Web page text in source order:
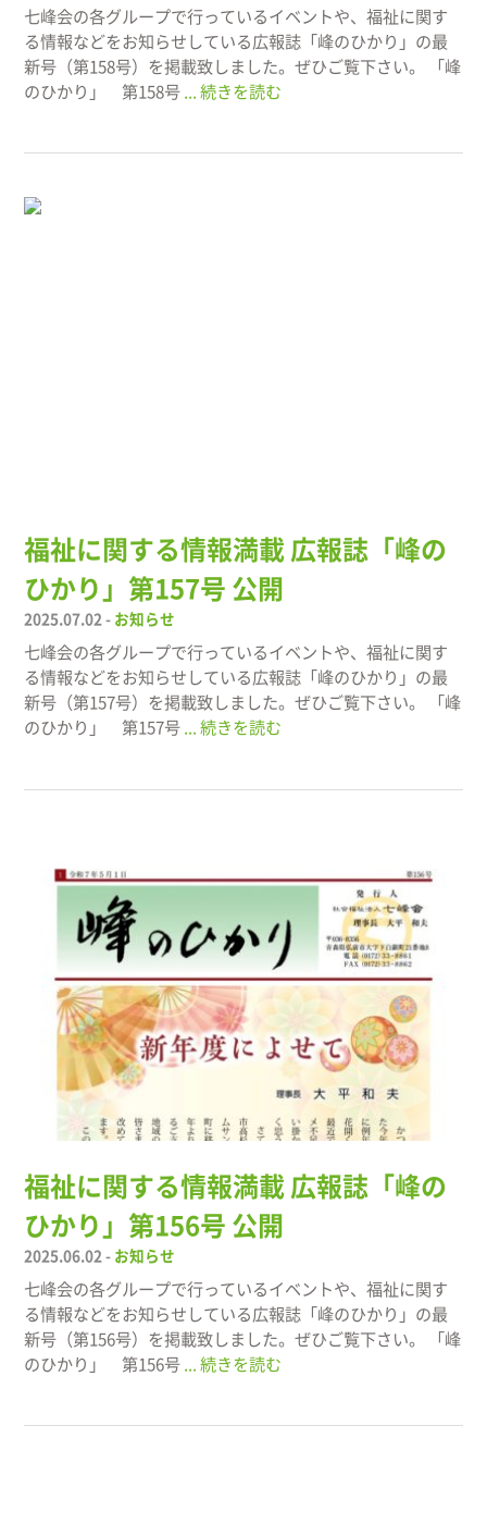
七峰会の各グループで行っているイベントや、福祉に関す
る情報などをお知らせしている広報誌「峰のひかり」の最
新号（第158号）を掲載致しました。ぜひご覧下さい。 「峰
のひかり」 第158号 ... 続きを読む
福祉に関する情報満載 広報誌「峰の
ひかり」第157号 公開
2025.07.02 - お知らせ
七峰会の各グループで行っているイベントや、福祉に関す
る情報などをお知らせしている広報誌「峰のひかり」の最
新号（第157号）を掲載致しました。ぜひご覧下さい。 「峰
のひかり」 第157号 ... 続きを読む
福祉に関する情報満載 広報誌「峰の
ひかり」第156号 公開
2025.06.02 - お知らせ
七峰会の各グループで行っているイベントや、福祉に関す
る情報などをお知らせしている広報誌「峰のひかり」の最
新号（第156号）を掲載致しました。ぜひご覧下さい。 「峰
のひかり」 第156号
... 続きを読む